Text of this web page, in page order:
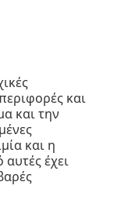
και
και την
και η
έχει